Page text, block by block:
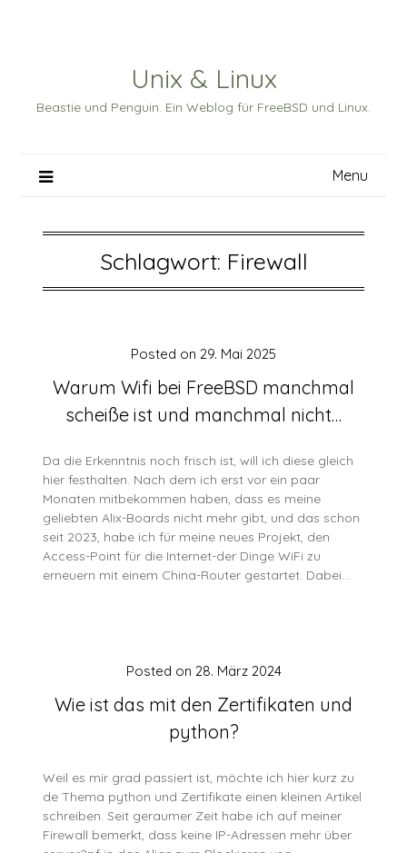
Unix & Linux
Beastie und Penguin. Ein Weblog für FreeBSD und Linux.
Menu
Schlagwort: Firewall
Warum Wifi bei FreeBSD manchmal
scheiße ist und manchmal nicht…
Posted on 29. Mai 2025
Da die Erkenntnis noch frisch ist, will ich diese gleich
hier festhalten. Nach dem ich erst vor ein paar
Monaten mitbekommen haben, dass es meine
geliebten Alix-Boards nicht mehr gibt, und das schon
seit 2023, habe ich für meine neues Projekt, den
Access-Point für die Internet-der Dinge WiFi zu
erneuern mit einem China-Router gestartet. Dabei…
Wie ist das mit den Zertifikaten und
python?
Posted on 28. März 2024
Weil es mir grad passiert ist, möchte ich hier kurz zu
de Thema python und Zertifikate einen kleinen Artikel
schreiben. Seit geraumer Zeit habe ich auf meiner
Firewall bemerkt, dass keine IP-Adressen mehr über